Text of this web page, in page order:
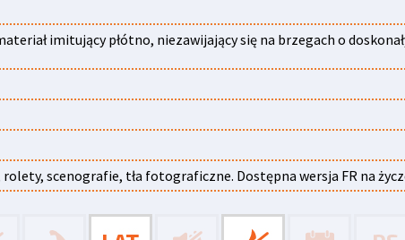
imitujący płótno, niezawijający się na brzegach o
scenografie, tła fotograficzne. Dostępna wersja FR na